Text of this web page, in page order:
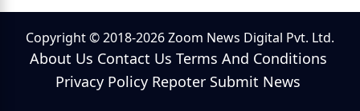
Copyright © 2018-2026 Zoom News Digital Pvt. Ltd.
About Us Contact Us Terms And Conditions
Privacy Policy Repoter Submit News